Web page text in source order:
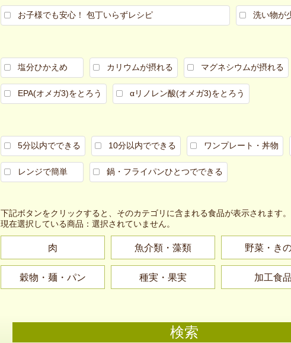
お子様でも安心！ 包丁いらずレシピ 洗い物が
塩分ひかえめ カリウムが摂れる マグネシウムが摂れる
EPA(オメガ3)をとろう αリノレン酸(オメガ3)をとろう
5分以内でできる 10分以内でできる ワンプレート・丼物
レンジで簡単 鍋・フライパンひとつでできる
下記ボタンをクリックすると、そのカテゴリに含まれる食品が表示されます。
現在選択している商品： 選択されていません。
肉 魚介類・藻類 野菜・き
穀物・麺・パン 種実・果実 加工食品